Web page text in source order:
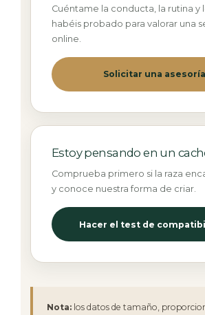
Cuéntame la conducta, la rutina y
habéis probado para valorar una
online.
Solicitar una asesoría
Estoy pensando en un
Comprueba primero si la raza
y conoce nuestra forma de criar.
Hacer el test de
Nota: los datos de tamaño,